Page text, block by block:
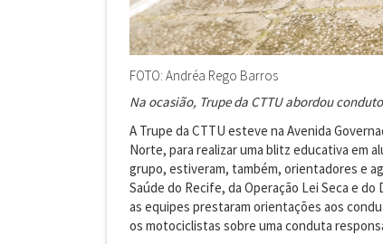
FOTO: Andréa Rego Barros
Na ocasião, Trupe da CTTU abordou
A Trupe da CTTU esteve na Avenida
Norte, para realizar uma blitz educativa em
grupo, estiveram, também, orientadores e
Saúde do Recife, da Operação Lei Seca e
as equipes prestaram orientações aos
os motociclistas sobre uma conduta